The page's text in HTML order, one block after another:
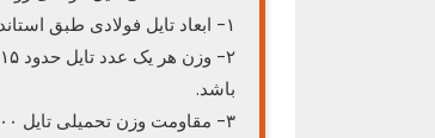
۱- ابعاد تایل فولادی طبق استاندارد ۶۰*۶۰ سانتی متر می باشد.
باشد.